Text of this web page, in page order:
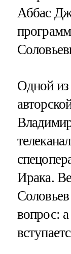
Аббас
Одной
Ирака.
вопрос: